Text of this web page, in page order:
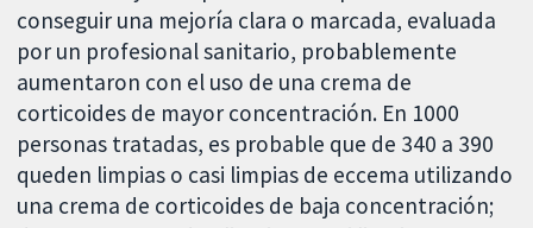
conseguir una mejoría clara o marcada, evaluada
por un profesional sanitario, probablemente
aumentaron con el uso de una crema de
corticoides de mayor concentración. En 1000
personas tratadas, es probable que de 340 a 390
queden limpias o casi limpias de eccema utilizando
una crema de corticoides de baja concentración;